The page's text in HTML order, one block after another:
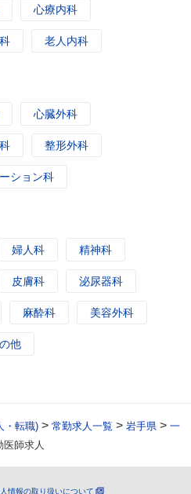
心療内科
老人内科
心臓外科
整形外科
ション科
婦人科 精神科
皮膚科 泌尿器科
麻酔科 美容外科
他
・転職) > 常勤求人一覧 > 岩手県 > 一
師求人
情報の取り扱いについて